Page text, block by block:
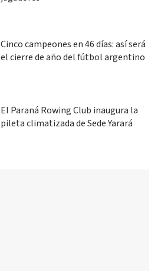
Cinco campeones en 46 días: así será
el cierre de año del fútbol argentino
El Paraná Rowing Club inaugura la
pileta climatizada de Sede Yarará